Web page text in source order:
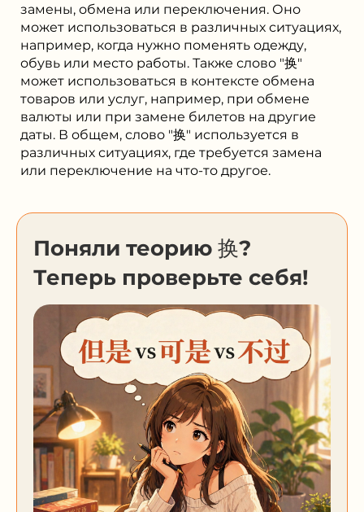
замены, обмена или переключения. Оно
может использоваться в различных ситуациях,
например, когда нужно поменять одежду,
обувь или место работы. Также слово "换"
может использоваться в контексте обмена
товаров или услуг, например, при обмене
валюты или при замене билетов на другие
даты. В общем, слово "换" используется в
различных ситуациях, где требуется замена
или переключение на что-то другое.
Поняли теорию 换?
Теперь проверьте себя!